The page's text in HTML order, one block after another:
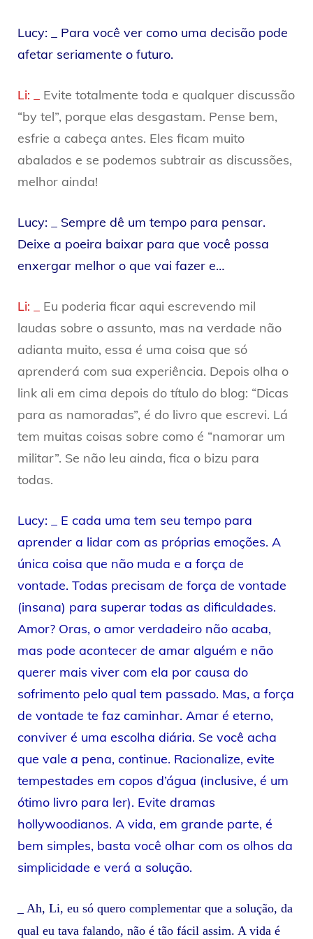
Lucy: _ Para você ver como uma decisão pode
afetar seriamente o futuro.
Li: _
Evite totalmente toda e qualquer discussão
“by tel”, porque elas desgastam. Pense bem,
esfrie a cabeça antes. Eles ficam muito
abalados e se podemos subtrair as discussões,
melhor ainda!
Lucy: _ Sempre dê um tempo para pensar.
Deixe a poeira baixar para que você possa
enxergar melhor o que vai fazer e…
Li: _
Eu poderia ficar aqui escrevendo mil
laudas sobre o assunto, mas na verdade não
adianta muito, essa é uma coisa que só
aprenderá com sua experiência. Depois olha o
link ali em cima depois do título do blog: “Dicas
para as namoradas”, é do livro que escrevi. Lá
tem muitas coisas sobre como é “namorar um
militar”. Se não leu ainda, fica o bizu para
todas.
Lucy: _ E cada uma tem seu tempo para
aprender a lidar com as próprias emoções. A
única coisa que não muda e a força de
vontade. Todas precisam de força de vontade
(insana) para superar todas as dificuldades.
Amor? Oras, o amor verdadeiro não acaba,
mas pode acontecer de amar alguém e não
querer mais viver com ela por causa do
sofrimento pelo qual tem passado. Mas, a força
de vontade te faz caminhar. Amar é eterno,
conviver é uma escolha diária. Se você acha
que vale a pena, continue. Racionalize, evite
tempestades em copos d’água (inclusive, é um
ótimo livro para ler). Evite dramas
hollywoodianos. A vida, em grande parte, é
bem simples, basta você olhar com os olhos da
simplicidade e verá a solução.
_ Ah, Li, eu só quero complementar que a solução, da
qual eu tava falando, não é tão fácil assim. A vida é